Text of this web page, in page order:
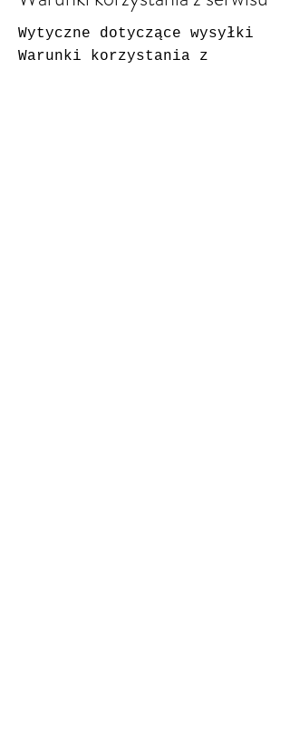
Wytyczne dotyczące wysyłki
Warunki korzystania z